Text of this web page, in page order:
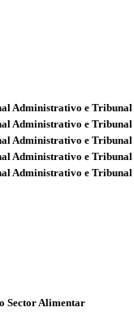
Administrativo e
Administrativo e
Administrativo e
Administrativo e
Administrativo e
Sector Alimentar